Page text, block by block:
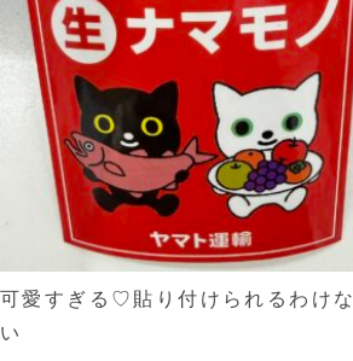
可愛すぎる♡貼り付けられるわけな
い